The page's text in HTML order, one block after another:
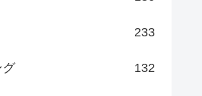
233
グ 132